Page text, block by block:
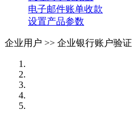
电子邮件账单收款
设置产品参数
企业用户 >> 企业银行账户验证